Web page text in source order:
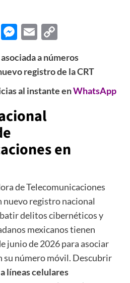
Messenger
EmailCopy
a números
registro de la CRT
al instante enWhatsApp
en
de Telecomunicaciones
nuevo registro nacional
delitos cibernéticos y
mexicanos tienen
junio de 2026 para asociar
su número móvil. Descubrir
líneas celulares